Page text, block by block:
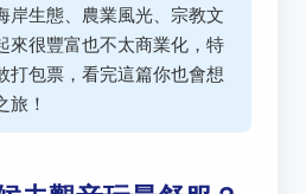
岸生態、農業風光、宗教文
來很豐富也不太商業化，特
打包票，看完這篇你也會想
旅！